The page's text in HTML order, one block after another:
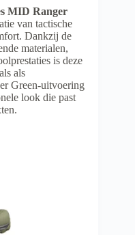
MID Ranger
van tactische
Dankzij de
materialen,
is deze
als
Green-uitvoering
look die past